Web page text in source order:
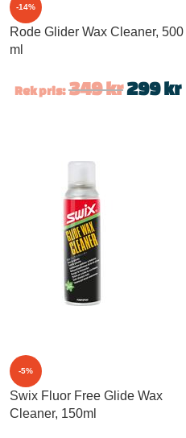
-14%
Rode Glider Wax Cleaner, 500
ml
Rek pris: 349kr299kr
-5%
Swix Fluor Free Glide Wax
Cleaner, 150ml